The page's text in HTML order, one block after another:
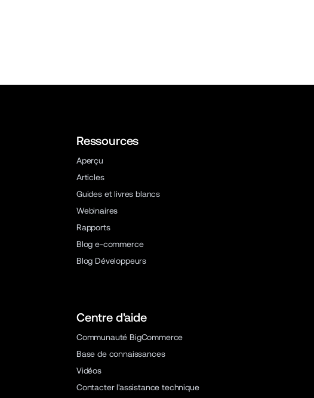
Ressources
Aperçu
Articles
Guides et livres blancs
Webinaires
Rapports
Blog e-commerce
Blog Développeurs
Centre d'aide
Communauté BigCommerce
Base de connaissances
Vidéos
Contacter l'assistance technique